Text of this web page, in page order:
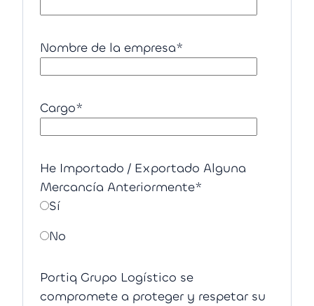
Nombre de la empresa*
Cargo*
He Importado / Exportado Alguna
Mercancía Anteriormente*
Sí
No
Portiq Grupo Logístico se
compromete a proteger y respetar su